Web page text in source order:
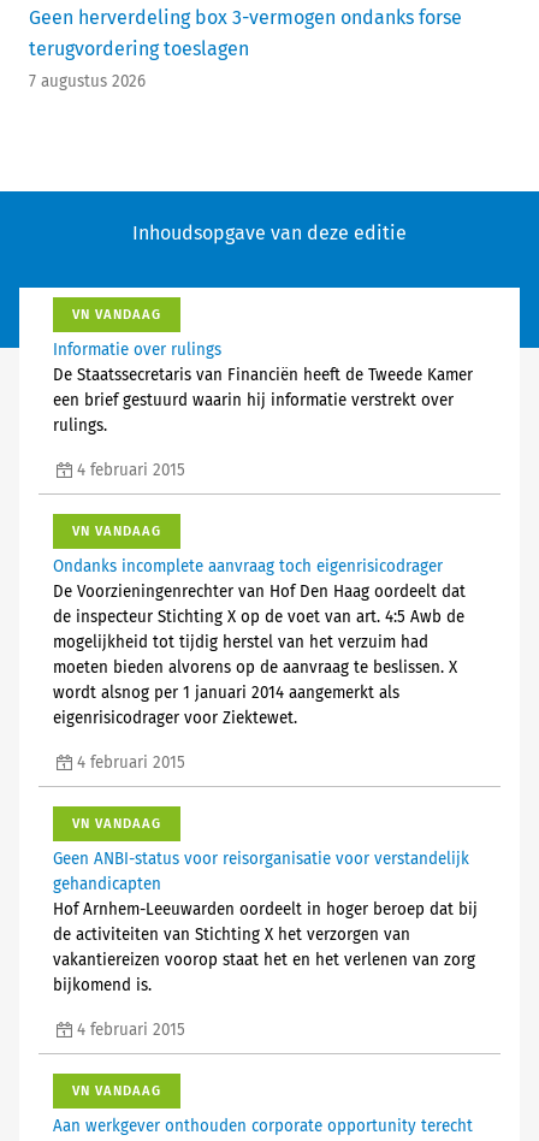
Geen herverdeling box 3-vermogen ondanks forse
terugvordering toeslagen
7 augustus 2026
Inhoudsopgave van deze editie
VN VANDAAG
Informatie over rulings
De Staatssecretaris van Financiën heeft de Tweede Kamer
een brief gestuurd waarin hij informatie verstrekt over
rulings.
4 februari 2015
VN VANDAAG
Ondanks incomplete aanvraag toch eigenrisicodrager
De Voorzieningenrechter van Hof Den Haag oordeelt dat
de inspecteur Stichting X op de voet van art. 4:5 Awb de
mogelijkheid tot tijdig herstel van het verzuim had
moeten bieden alvorens op de aanvraag te beslissen. X
wordt alsnog per 1 januari 2014 aangemerkt als
eigenrisicodrager voor Ziektewet.
4 februari 2015
VN VANDAAG
Geen ANBI-status voor reisorganisatie voor verstandelijk
gehandicapten
Hof Arnhem-Leeuwarden oordeelt in hoger beroep dat bij
de activiteiten van Stichting X het verzorgen van
vakantiereizen voorop staat het en het verlenen van zorg
bijkomend is.
4 februari 2015
VN VANDAAG
Aan werkgever onthouden corporate opportunity terecht